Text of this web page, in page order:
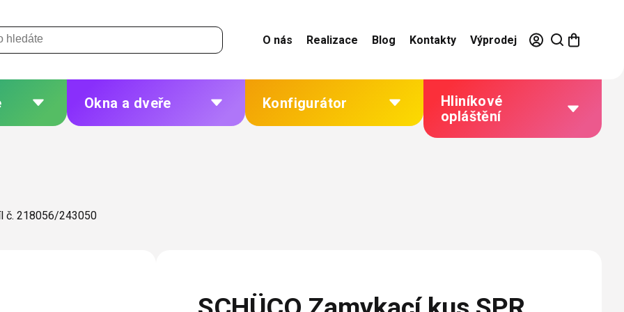
O nás Realizace Blog Kontakty Výprodej
Okna a dveře
Ocelová okna a dveře
Konfigurátor
Hliníkové
opláštění
č. 218056/243050